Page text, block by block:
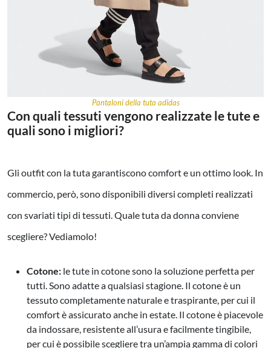
Pantaloni della tuta adidas
Con quali tessuti vengono realizzate le tute e
quali sono i migliori?
Gli outfit con la tuta garantiscono comfort e un ottimo look. In
commercio, però, sono disponibili diversi completi realizzati
con svariati tipi di tessuti. Quale tuta da donna conviene
scegliere? Vediamolo!
Cotone: le tute in cotone sono la soluzione perfetta per
tutti. Sono adatte a qualsiasi stagione. Il cotone è un
tessuto completamente naturale e traspirante, per cui il
comfort è assicurato anche in estate. Il cotone è piacevole
da indossare, resistente all’usura e facilmente tingibile,
per cui è possibile scegliere tra un’ampia gamma di colori